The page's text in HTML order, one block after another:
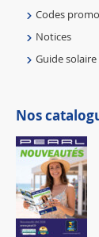
Codes promo
Notices
Guide solaire
Nos